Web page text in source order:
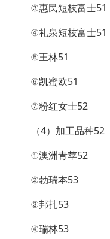
③惠民短枝富士51
④礼泉短枝富士51
⑤王林51
⑥凯蜜欧51
⑦粉红女士52
（4）加工品种52
①澳洲青苹52
②勃瑞本53
③邦扎53
④瑞林53